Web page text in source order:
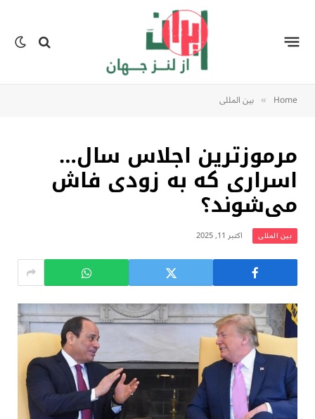
Home
» بين المللى
مرموزترین اجلاس سال…
اسراری که به زودی فاش
می‌شوند؟
بين المللى اکتبر 11, 2025